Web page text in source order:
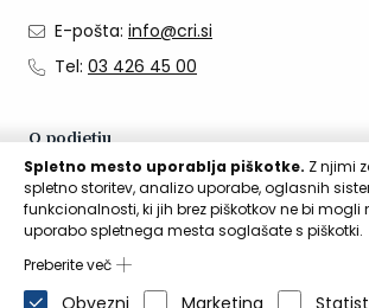
E-pošta: info@cri.si
Tel: 03 426 45 00
O podjetju
O nas
Kontakti
Aktualno
Spletno mesto uporablja piškotke. Z njimi
spletno storitev, analizo uporabe, oglasnih
funkcionalnosti, ki jih brez piškotkov ne bi
uporabo spletnega mesta soglašate s piškotki.
Preberite več
Obvezni Marketing